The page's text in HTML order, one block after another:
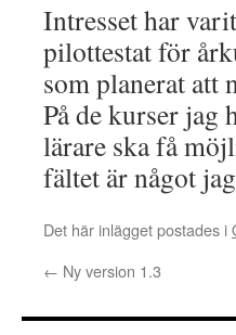
Intresset har
pilottestat för
som planerat att
På de kurser jag
lärare ska få
fältet är något
Det här inlägget postades i
← Ny version 1.3